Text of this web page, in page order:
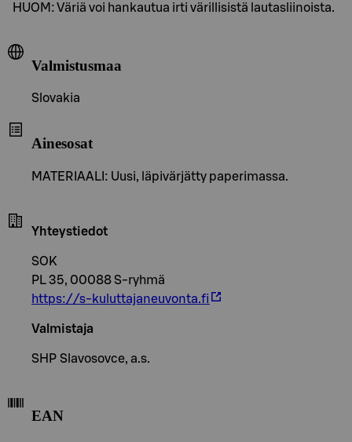
HUOM: Väriä voi hankautua irti värillisistä lautasliinoista.
Valmistusmaa
Slovakia
Ainesosat
MATERIAALI: Uusi, läpivärjätty paperimassa.
Yhteystiedot
SOK
PL 35, 00088 S-ryhmä
https://s-kuluttajaneuvonta.fi
Valmistaja
SHP Slavosovce, a.s.
EAN